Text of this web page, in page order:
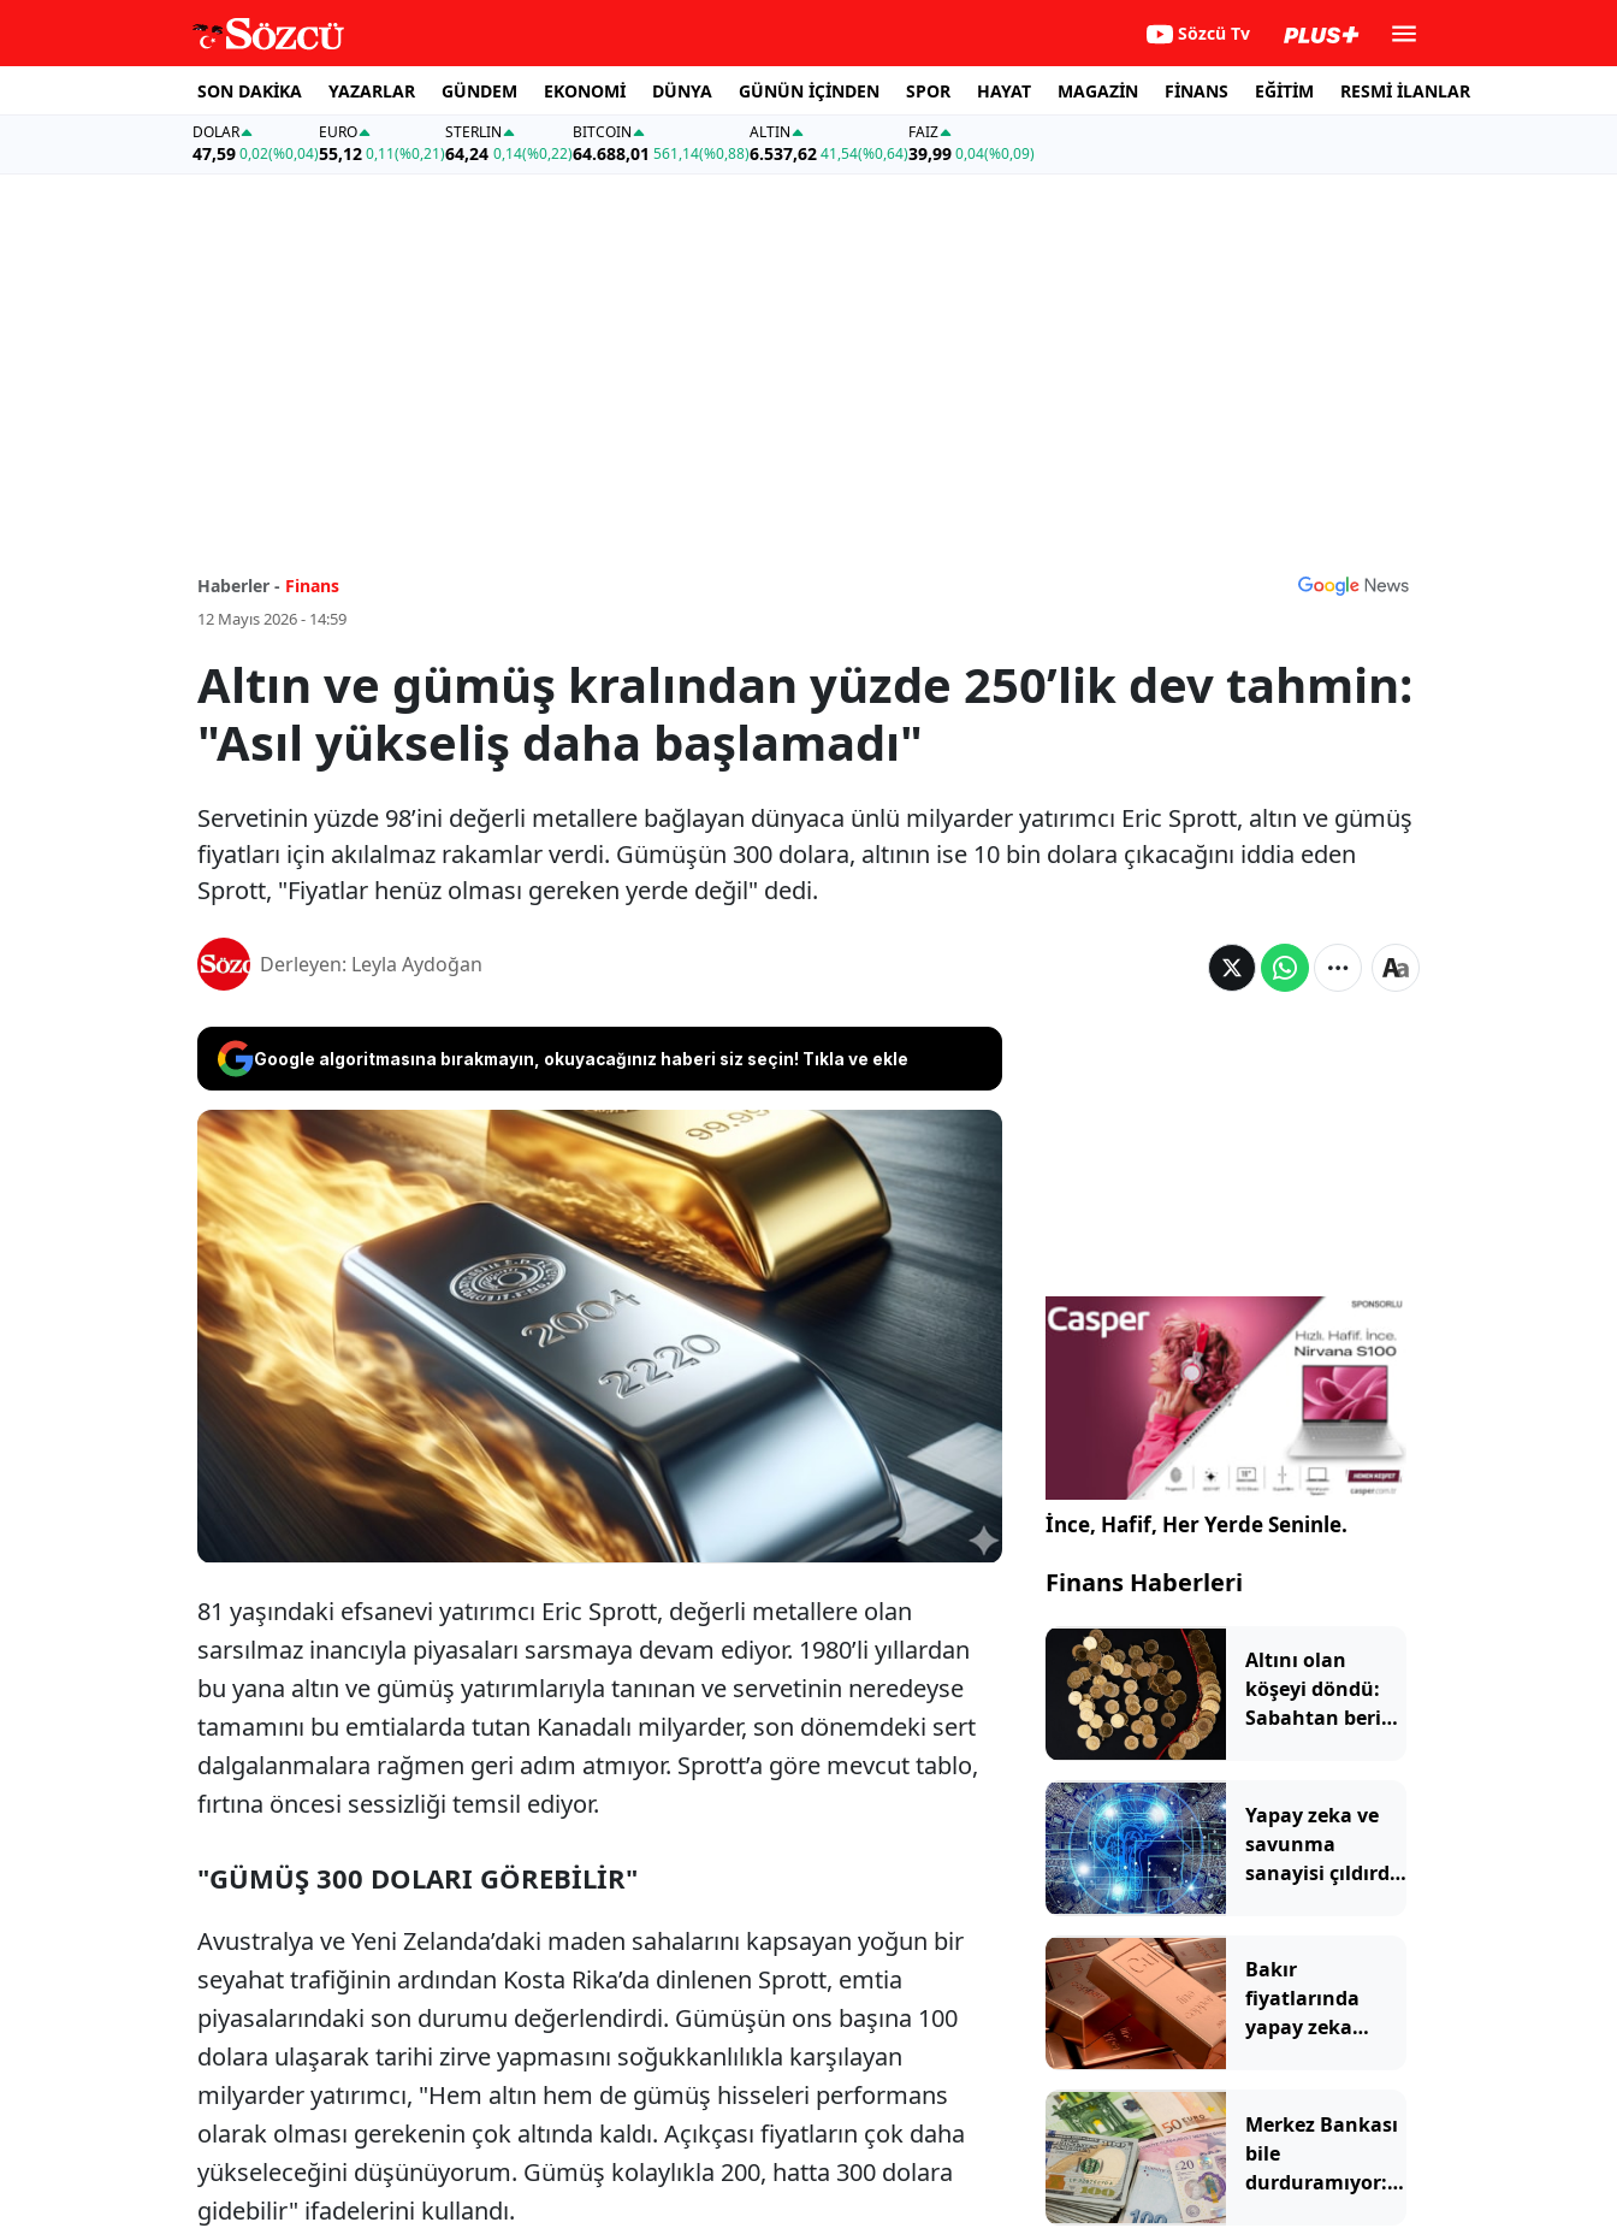
Sözcü Tv
SON DAKİKA YAZARLAR GÜNDEM EKONOMİ DÜNYA GÜNÜN İÇİNDEN SPOR HAYAT MAGAZİN FİNANS EĞİTİM RESMİ İLANLAR
DOLAR
47,590,02(%0,04)
EURO
55,12 0,11(%0,21)
STERLIN
64,24 0,14(%0,22)
BITCOIN
64.688,01 561,14(%0,88)
ALTIN
6.537,6241,54(%0,64)
FAİZ
39,990,04(%0,09)
Haberler - Finans
12 Mayıs 2026 - 14:59
Altın ve gümüş kralından yüzde 250’lik dev tahmin:
"Asıl yükseliş daha başlamadı"
Servetinin yüzde 98’ini değerli metallere bağlayan dünyaca ünlü milyarder yatırımcı Eric Sprott, altın ve gümüş
fiyatları için akılalmaz rakamlar verdi. Gümüşün 300 dolara, altının ise 10 bin dolara çıkacağını iddia eden
Sprott, "Fiyatlar henüz olması gereken yerde değil" dedi.
Derleyen: Leyla Aydoğan
Google algoritmasına bırakmayın, okuyacağınız haberi siz seçin! Tıkla ve ekle
Servetinin yüzde 98’ini değerli metallere bağlayan dünyaca ünlü
milyarder yatırımcı Eric Sprott, altın ve gümüş fiyatları için
akılalmaz rakamlar verdi. Gümüşün 300 dolara, altının ise 10 bin
dolara çıkacağını iddia eden Sprott, "Fiyatlar henüz olması
gereken yerde değil" dedi.
81 yaşındaki efsanevi yatırımcı Eric Sprott, değerli metallere olan
sarsılmaz inancıyla piyasaları sarsmaya devam ediyor. 1980’li yıllardan
bu yana altın ve gümüş yatırımlarıyla tanınan ve servetinin neredeyse
tamamını bu emtialarda tutan Kanadalı milyarder, son dönemdeki sert
dalgalanmalara rağmen geri adım atmıyor. Sprott’a göre mevcut tablo,
fırtına öncesi sessizliği temsil ediyor.
"GÜMÜŞ 300 DOLARI GÖREBİLİR"
Avustralya ve Yeni Zelanda’daki maden sahalarını kapsayan yoğun bir
seyahat trafiğinin ardından Kosta Rika’da dinlenen Sprott, emtia
piyasalarındaki son durumu değerlendirdi. Gümüşün ons başına 100
dolara ulaşarak tarihi zirve yapmasını soğukkanlılıkla karşılayan
milyarder yatırımcı, "Hem altın hem de gümüş hisseleri performans
olarak olması gerekenin çok altında kaldı. Açıkçası fiyatların çok daha
yükseleceğini düşünüyorum. Gümüş kolaylıkla 200, hatta 300 dolara
gidebilir" ifadelerini kullandı.
İnce, Hafif, Her Yerde Seninle.
Finans Haberleri
Altını olan
köşeyi döndü:
Sabahtan beri
Yapay zeka ve
savunma
sanayisi çıldırdı:
kazananları
belli oldu
Bakır
fiyatlarında
yapay zeka
kaldı!
Merkez Bankası
bile
durduramıyor: